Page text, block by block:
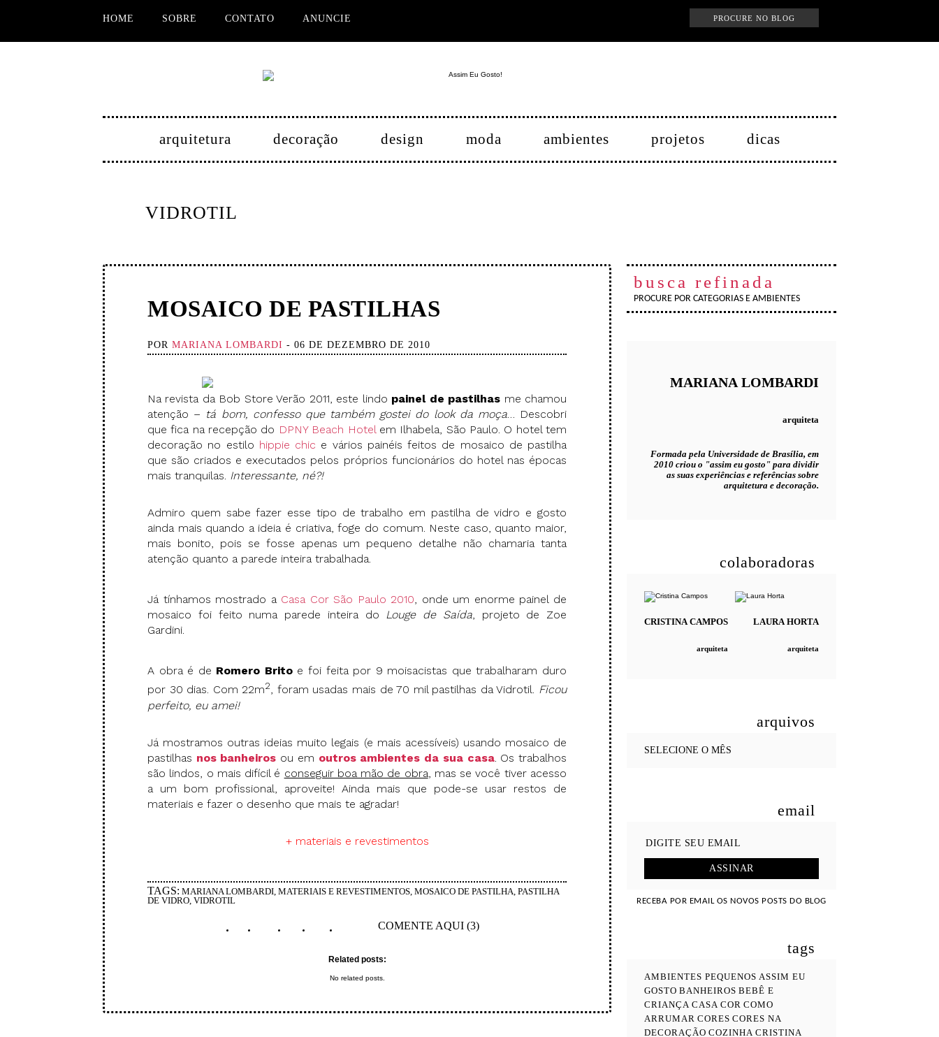
HOME SOBRE CONTATO ANUNCIE
arquitetura decoração design moda ambientes projetos dicas
VIDROTIL
MOSAICO DE PASTILHAS
POR MARIANA LOMBARDI - 06 DE DEZEMBRO DE 2010
Na revista da Bob Store Verão 2011, este lindo painel de pastilhas me chamou
atenção – tá bom, confesso que também gostei do look da moça… Descobri
que fica na recepção do DPNY Beach Hotelem Ilhabela, São Paulo. O hotel tem
decoração no estilo hippie chic e vários painéis feitos de mosaico de pastilha
que são criados e executados pelos próprios funcionários do hotel nas épocas
mais tranquilas. Interessante, né?!
Admiro quem sabe fazer esse tipo de trabalho em pastilha de vidro e gosto
ainda mais quando a ideia é criativa, foge do comum. Neste caso, quanto maior,
mais bonito, pois se fosse apenas um pequeno detalhe não chamaria tanta
atenção quanto a parede inteira trabalhada.
Já tínhamos mostrado a Casa Cor São Paulo 2010, onde um enorme painel de
mosaico foi feito numa parede inteira do Louge de Saída, projeto de Zoe
Gardini.
A obra é de Romero Britoe foi feita por 9 moisacistas que trabalharam duro
por 30 dias. Com 22m2, foram usadas mais de 70 mil pastilhas da Vidrotil. Ficou
perfeito, eu amei!
Já mostramos outras ideias muito legais (e mais acessíveis) usando mosaico de
pastilhas nos banheiros ou em outros ambientes da sua casa. Os trabalhos
são lindos, o mais difícil é conseguir boa mão de obra , mas se você tiver acesso
a um bom profissional, aproveite! Ainda mais que pode-se usar restos de
materiais e fazer o desenho que mais te agradar!
+ materiais e revestimentos
TAGS: MARIANA LOMBARDI MATERIAIS E REVESTIMENTOS MOSAICO DE PASTILHA PASTILHA
DE VIDRO VIDROTIL
COMENTE AQUI (3)
Related posts:
No related posts.
busca refinada
PROCURE POR CATEGORIAS E AMBIENTES
MARIANA LOMBARDI
arquiteta
Formada pela Universidade de Brasília, em
2010 criou o "assim eu gosto" para dividir
as suas experiências e referências sobre
arquitetura e decoração.
colaboradoras
CRISTINACAMPOS
arquiteta
LAURAHORTA
arquiteta
arquivos
email
RECEBA POR EMAIL OS NOVOS POSTS DO BLOG
tags
AMBIENTES PEQUENOS ASSIM EU
GOSTO BANHEIROS BEBÊ E
CRIANÇA CASA COR COMO
ARRUMAR CORES CORES NA
DECORAÇÃO COZINHA CRISTINA